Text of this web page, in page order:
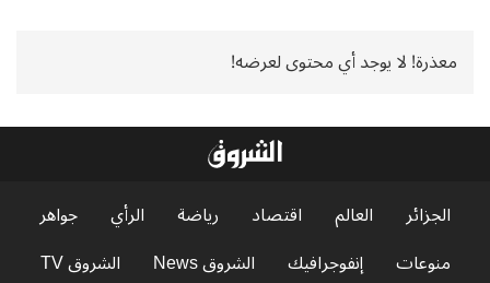
معذرة! لا يوجد أي محتوى لعرضه!
الجزائر العالم اقتصاد رياضة الرأي
جواهر
منوعات
إنفوجرافيك الشروق News
الشروق TV